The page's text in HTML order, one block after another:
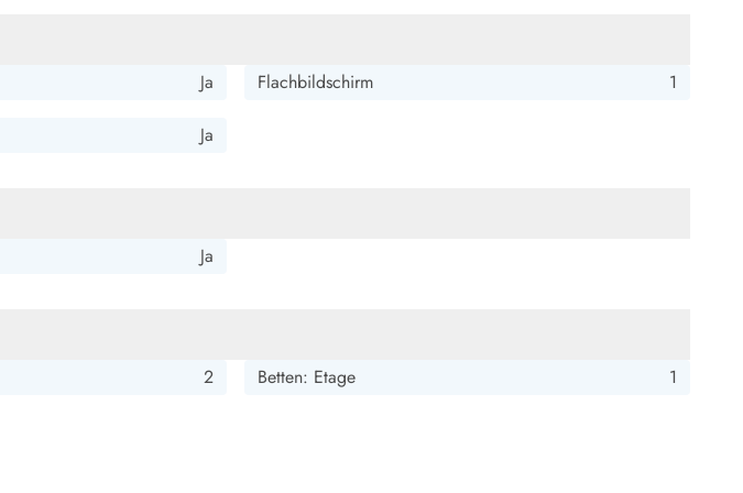
Ja Flachbildschirm 1
Ja
Ja
2 Betten: Etage 1